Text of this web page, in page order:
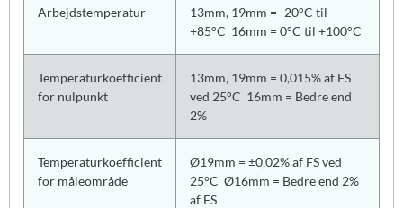
Arbejdstemperatur
13mm, 19mm = -20°C til
+85°C 16mm = 0°C til +100°C
Temperaturkoefficient
for nulpunkt
13mm, 19mm = 0,015% af FS
ved 25°C 16mm = Bedre end
2%
Temperaturkoefficient
for måleområde
Ø19mm = ±0,02% af FS ved
25°C Ø16mm = Bedre end 2%
af FS